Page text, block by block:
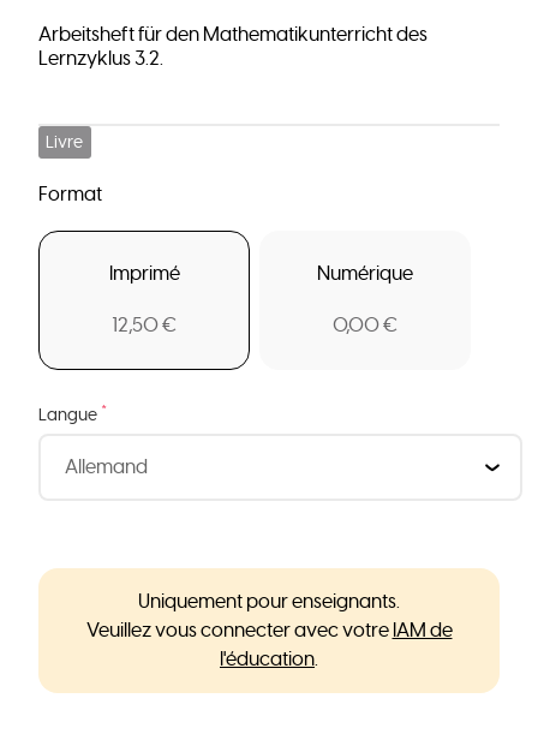
Arbeitsheft für den Mathematikunterricht des
Lernzyklus 3.2.
Livre
Format
Imprimé
12,50 €
Numérique
0,00 €
Langue *
Uniquement pour enseignants.
Veuillez vous connecter avec votre IAM de
l'éducation.